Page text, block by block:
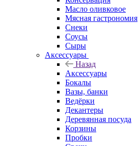
Масло оливковое
Мясная гастрономия
Снеки
Соусы
Сыры
Аксессуары
Назад
Аксессуары
Бокалы
Вазы, банки
Ведёрки
Декантеры
Деревянная посуда
Корзины
Пробки